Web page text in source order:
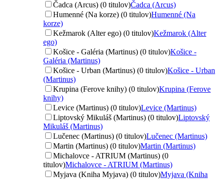
Čadca (Arcus) (0 titulov)Čadca (Arcus)
Humenné (Na korze) (0 titulov)Humenné (Na
korze)
Kežmarok (Alter ego) (0 titulov)Kežmarok (Alter
ego)
Košice - Galéria (Martinus) (0 titulov)Košice -
Galéria (Martinus)
Košice - Urban (Martinus) (0 titulov)Košice - Urban
(Martinus)
Krupina (Ferove knihy) (0 titulov)Krupina (Ferove
knihy)
Levice (Martinus) (0 titulov)Levice (Martinus)
Liptovský Mikuláš (Martinus) (0 titulov)Liptovský
Mikuláš (Martinus)
Lučenec (Martinus) (0 titulov)Lučenec (Martinus)
Martin (Martinus) (0 titulov)Martin (Martinus)
Michalovce - ATRIUM (Martinus) (0
titulov)Michalovce - ATRIUM (Martinus)
Myjava (Kniha Myjava) (0 titulov)Myjava (Kniha